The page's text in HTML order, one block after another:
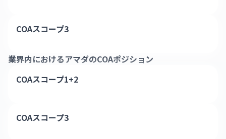
COAスコープ3
業界内におけるアマダのCOAポジション
COAスコープ1+2
COAスコープ3